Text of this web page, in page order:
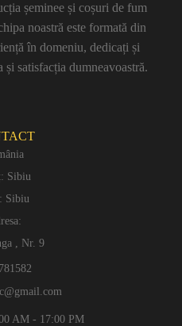
șeminee și coșuri de fum
noastră este formată din
în domeniu, dedicați și
satisfacția dumneavoastră.
Sibiu
Sibiu
, Nr. 9
AM - 17:00 PM